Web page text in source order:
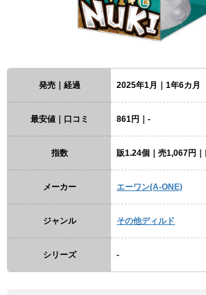
発売｜経過 2025年1月｜1年6カ月
最安値｜口コミ 861円｜-
指数 販1.24個｜売1,067円｜
メーカー エーワン(A-ONE)
ジャンル その他ディルド
シリーズ -